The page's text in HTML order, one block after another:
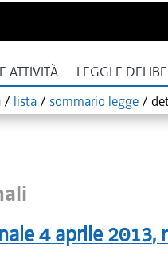
ATTIVITÀ LEGGI E
/ lista / sommario legge /
4 aprile 2013,